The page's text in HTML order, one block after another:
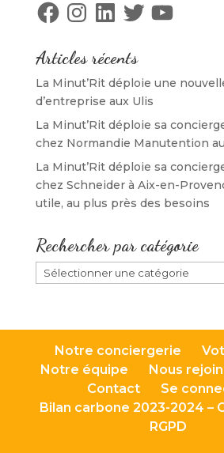
FacebookInstagramLinkedInTwitterYouTube
Articles récents
La Minut’Rit déploie une
d’entreprise aux Ulis
La Minut’Rit déploie sa
chez Normandie Manutention
La Minut’Rit déploie sa
chez Schneider à Aix-en-
utile, au plus près des besoins
Rechercher par catégorie
Rechercher
par
Notre conciergerie
Notre équipe
Nous
Contact
Se
Bilan carbone 2023-2024 –
RGPD